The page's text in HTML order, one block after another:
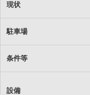
現状
駐車場
条件等
設備